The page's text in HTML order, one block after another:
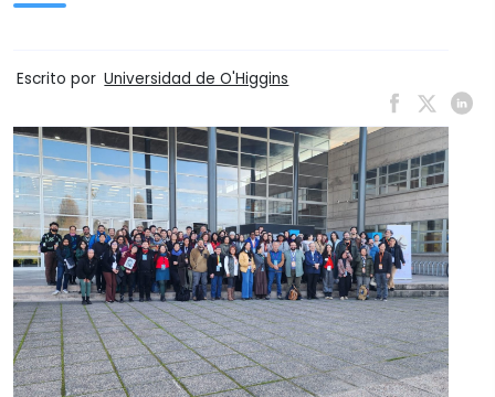
Escrito por Universidad de O'Higgins